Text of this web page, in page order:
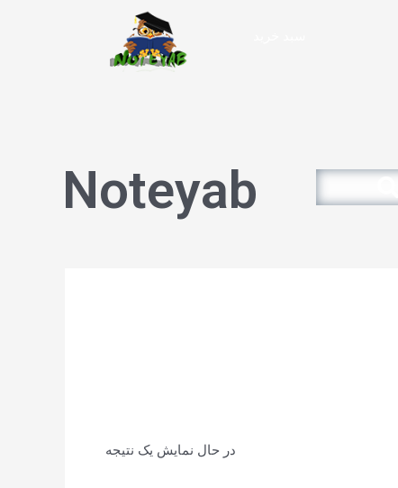
Search
Noteyab
در حال نمایش یک نتیجه